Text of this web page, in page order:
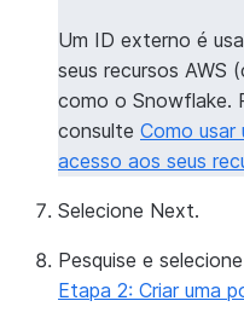
Um ID externo é
seus recursos AWS
como o Snowflake.
consulte Como
acesso aos seus
Selecione Next.
Pesquise e
Etapa 2: Criar uma